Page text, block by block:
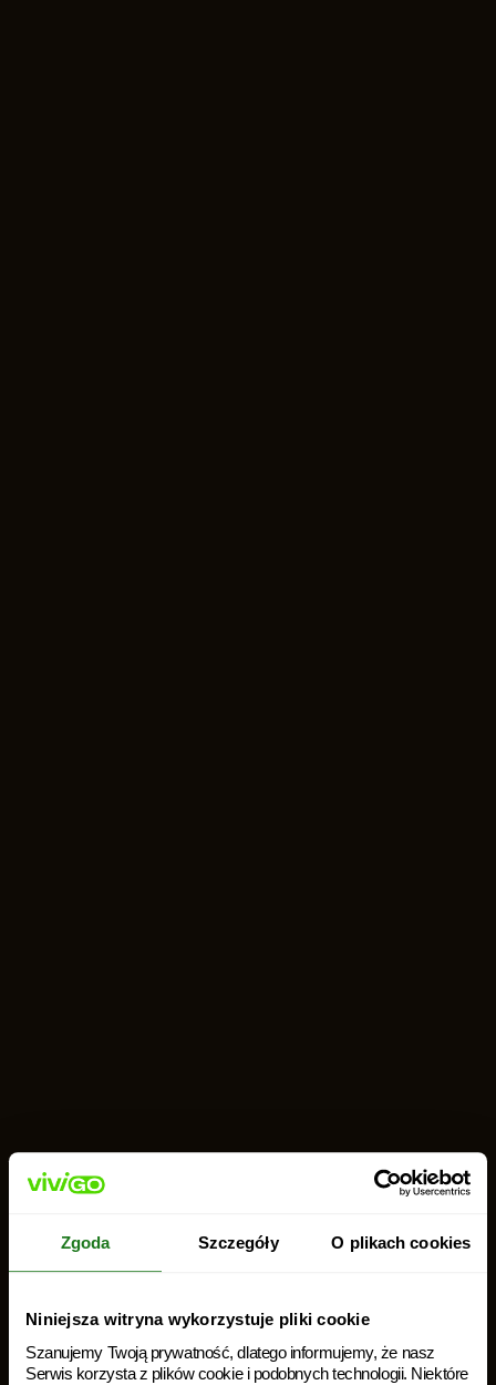
Zgoda Szczegóły O plikach cookies
Niniejsza witryna wykorzystuje pliki cookie
Szanujemy Twoją prywatność, dlatego informujemy, że nasz
Serwis korzysta z plików cookie i podobnych technologii. Niektóre
Pierwsza
pożyczka teraz